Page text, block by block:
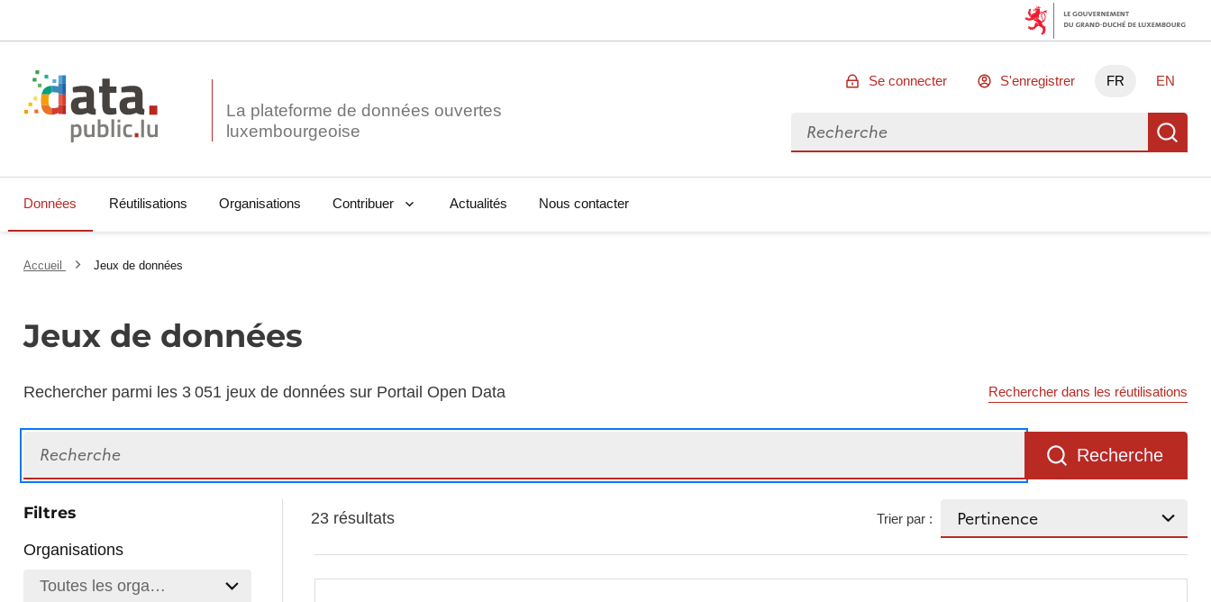
La plateforme de données ouvertes
Se connecter S'enregistrer FR EN
Rechercher des données
Données Réutilisations Organisations Contribuer Actualités Nous contacter
Accueil Jeux de données
Jeux de données
Rechercher parmi les 3 051 jeux de données sur Portail Open Data Rechercher dans les réutilisations
Recherche
Filtres
Organisations
Toutes les organisations
23 résultats Trier par :